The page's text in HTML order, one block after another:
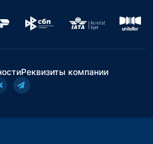
Реквизиты компании